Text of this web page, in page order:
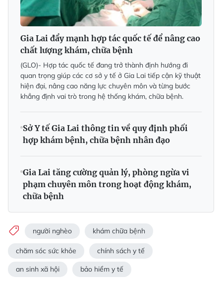
Gia Lai đẩy mạnh hợp tác quốc tế để nâng cao
chất lượng khám, chữa bệnh
(GLO)- Hợp tác quốc tế đang trở thành định hướng đi
quan trọng giúp các cơ sở y tế ở Gia Lai tiếp cận kỹ thuật
hiện đại, nâng cao năng lực chuyên môn và từng bước
khẳng định vai trò trong hệ thống khám, chữa bệnh.
Sở Y tế Gia Lai thông tin về quy định phối
hợp khám bệnh, chữa bệnh nhân đạo
Gia Lai tăng cường quản lý, phòng ngừa vi
phạm chuyên môn trong hoạt động khám,
chữa bệnh
người nghèo khám chữa bệnh
chăm sóc sức khỏe chính sách y tế
an sinh xã hội bảo hiểm y tế